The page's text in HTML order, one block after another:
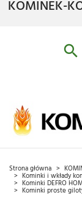
KOMINEK-
Strona główna
Kominki i wkłady
Kominki DEFRO
Kominki proste